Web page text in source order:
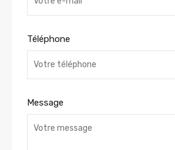
Téléphone
Message